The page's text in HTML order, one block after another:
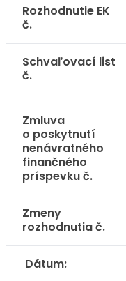
Rozhodnutie EK
č.
Schvaľovací list
č.
Zmluva
o poskytnutí
nenávratného
finančného
príspevku č.
Zmeny
rozhodnutia č.
Dátum: